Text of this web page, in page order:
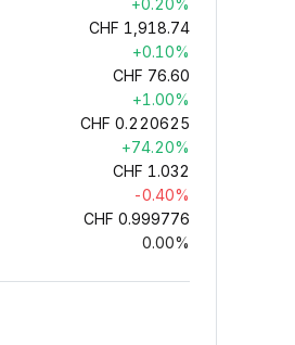
+0.20%
CHF 1,918.74
+0.10%
CHF 76.60
+1.00%
CHF 0.220625
+74.20%
CHF 1.032
-0.40%
CHF 0.999776
0.00%